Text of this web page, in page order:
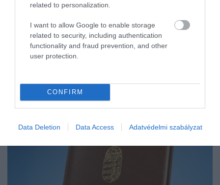
related to personalization.
I want to allow Google to enable storage
related to security, including authentication
functionality and fraud prevention, and other
user protection.
CONFIRM
Data Deletion Data Access Adatvédelmi szabályzat